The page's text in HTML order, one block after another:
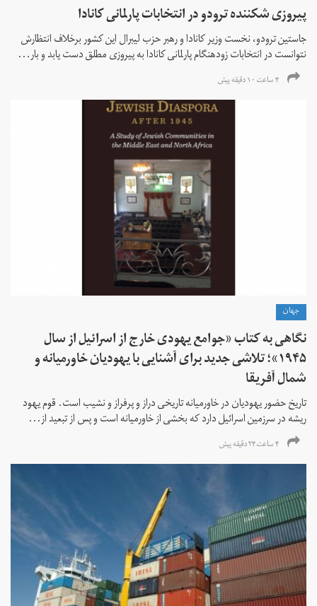
پیروزی شکننده ترودو در انتخابات پارلمانی کانادا
جاستین ترودو، نخست وزیر کانادا و رهبر حزب لیبرال این کشور برخلاف انتظارش
نتوانست در انتخابات زود‌هنگام پارلمانی کانادا به پیروزی مطلق دست یابد و بار...
۴ ساعت ۱۰ دقیقه پیش
جهان
نگاهی به کتاب «جوامع یهودی خارج از اسرائیل از سال
۱۹۴۵»؛ تلاشی جدید برای آشنایی با یهودیان خاورمیانه و
شمال آفریقا
تاریخ حضور یهودیان در خاورمیانه تاریخی دراز و پرفراز و نشیب است. قوم یهود
ریشه در سرزمین اسرائیل دارد که بخشی از خاورمیانه است و پس از تبعید از...
۴ ساعت ۲۴ دقیقه پیش